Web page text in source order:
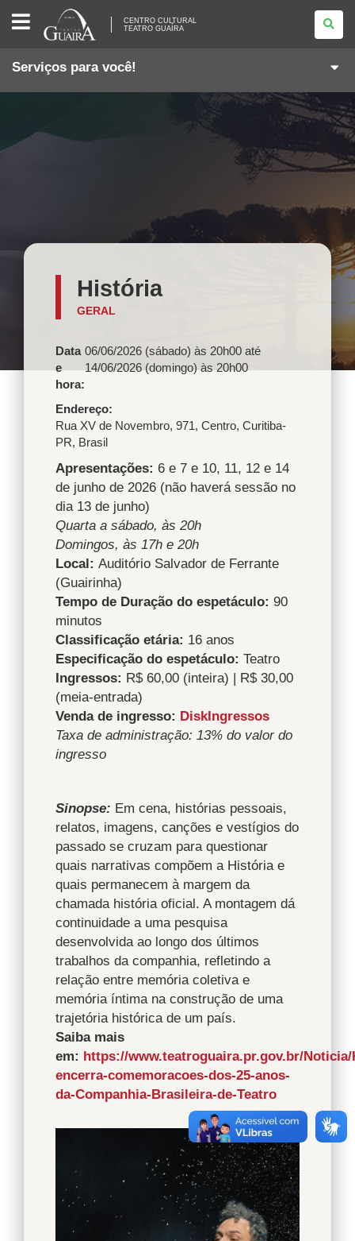
CENTRO
CULTURAL
TEATRO
CENTRO CULTURAL
TEATRO GUAÍRA
Serviços para você!
História
GERAL
Data
e
hora:
06/06/2026 (sábado) às 20h00 até
14/06/2026 (domingo) às 20h00
Endereço
Rua XV de Novembro, 971, Centro, Curitiba-
PR, Brasil
Apresentações: 6 e 7 e 10, 11, 12 e 14
de junho de 2026 (não haverá sessão no
dia 13 de junho)
Quarta a sábado, às 20h
Domingos, às 17h e 20h
Local: Auditório Salvador de Ferrante
(Guairinha)
Tempo de Duração do espetáculo: 90
minutos
Classificação etária: 16 anos
Especificação do espetáculo: Teatro
Ingressos: R$ 60,00 (inteira) | R$ 30,00
(meia-entrada)
Venda de ingresso: DiskIngressos
Taxa de administração: 13% do valor do
ingresso
Sinopse: Em cena, histórias pessoais,
relatos, imagens, canções e vestígios do
passado se cruzam para questionar
quais narrativas compõem a História e
quais permanecem à margem da
chamada história oficial. A montagem dá
continuidade a uma pesquisa
desenvolvida ao longo dos últimos
trabalhos da companhia, refletindo a
relação entre memória coletiva e
memória íntima na construção de uma
trajetória histórica de um país.
Saiba mais
em: https://www.teatroguaira.pr.gov.br/
encerra-comemoracoes-dos-25-anos-
da-Companhia-Brasileira-de-Teatro